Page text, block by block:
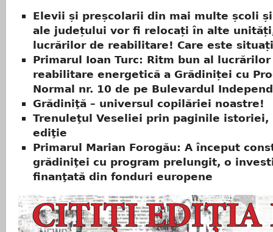
Elevii și preșcolarii din mai multe școli
ale județului vor fi relocați în alte
lucrărilor de reabilitare! Care este
Primarul Ioan Turc: Ritm bun al lucrărilor
reabilitare energetică a Grădiniței cu
Normal nr. 10 de pe Bulevardul
Grădiniţă – universul copilăriei noastre!
Trenuleţul Veseliei prin paginile istoriei,
ediţie
Primarul Marian Forogău: A început
grădiniţei cu program prelungit, o
finanţată din fonduri europene